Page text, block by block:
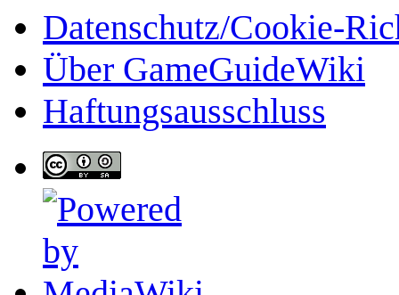
Datenschutz/Cookie-
Über GameGuideWiki
Haftungsausschluss